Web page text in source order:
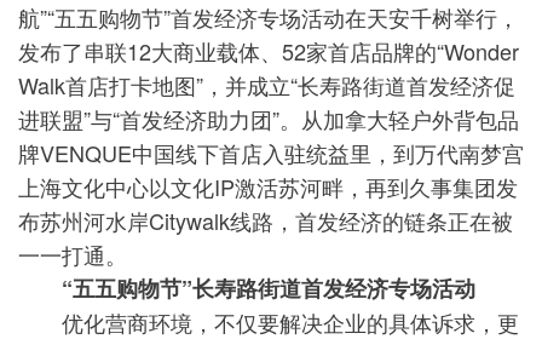
航”“五五购物节”首发经济专场活动在天安千树举行，
发布了串联12大商业载体、52家首店品牌的“Wonder
Walk首店打卡地图”，并成立“长寿路街道首发经济促
进联盟”与“首发经济助力团”。从加拿大轻户外背包品
牌VENQUE中国线下首店入驻统益里，到万代南梦宫
上海文化中心以文化IP激活苏河畔，再到久事集团发
布苏州河水岸Citywalk线路，首发经济的链条正在被
一一打通。
“五五购物节”长寿路街道首发经济专场活动
优化营商环境，不仅要解决企业的具体诉求，更